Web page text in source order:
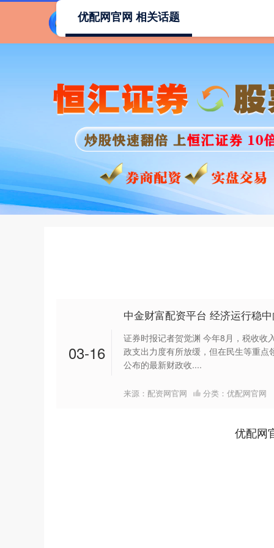
优配网官网 相关话题
03-16
中金财富配资平台 经济运行稳
证券时报记者贺觉渊 今年8月，税收收
政支出力度有所放缓，但在民生等重
公布的最新财政收....
来源：配资网官网 分类： 优配网官网
优配网